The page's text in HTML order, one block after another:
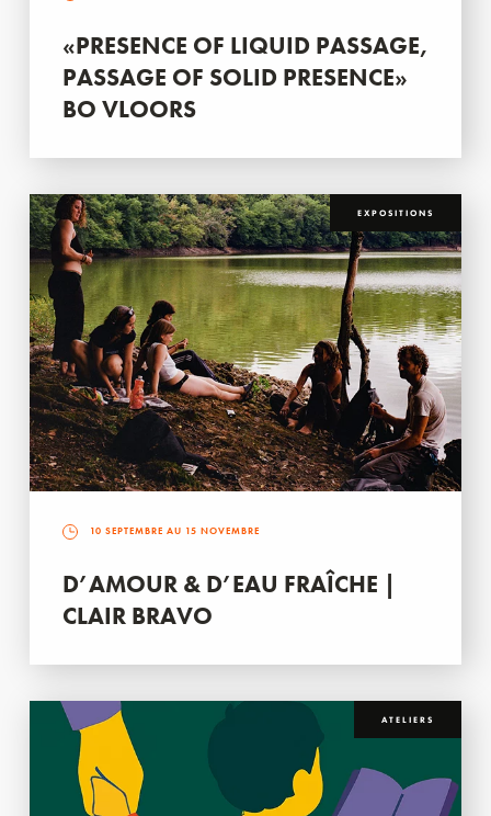
«PRESENCE OF LIQUID PASSAGE,
PASSAGE OF SOLID PRESENCE»
BO VLOORS
EXPOSITIONS
10 SEPTEMBRE AU 15 NOVEMBRE
D’AMOUR & D’EAU FRAÎCHE |
CLAIR BRAVO
ATELIERS